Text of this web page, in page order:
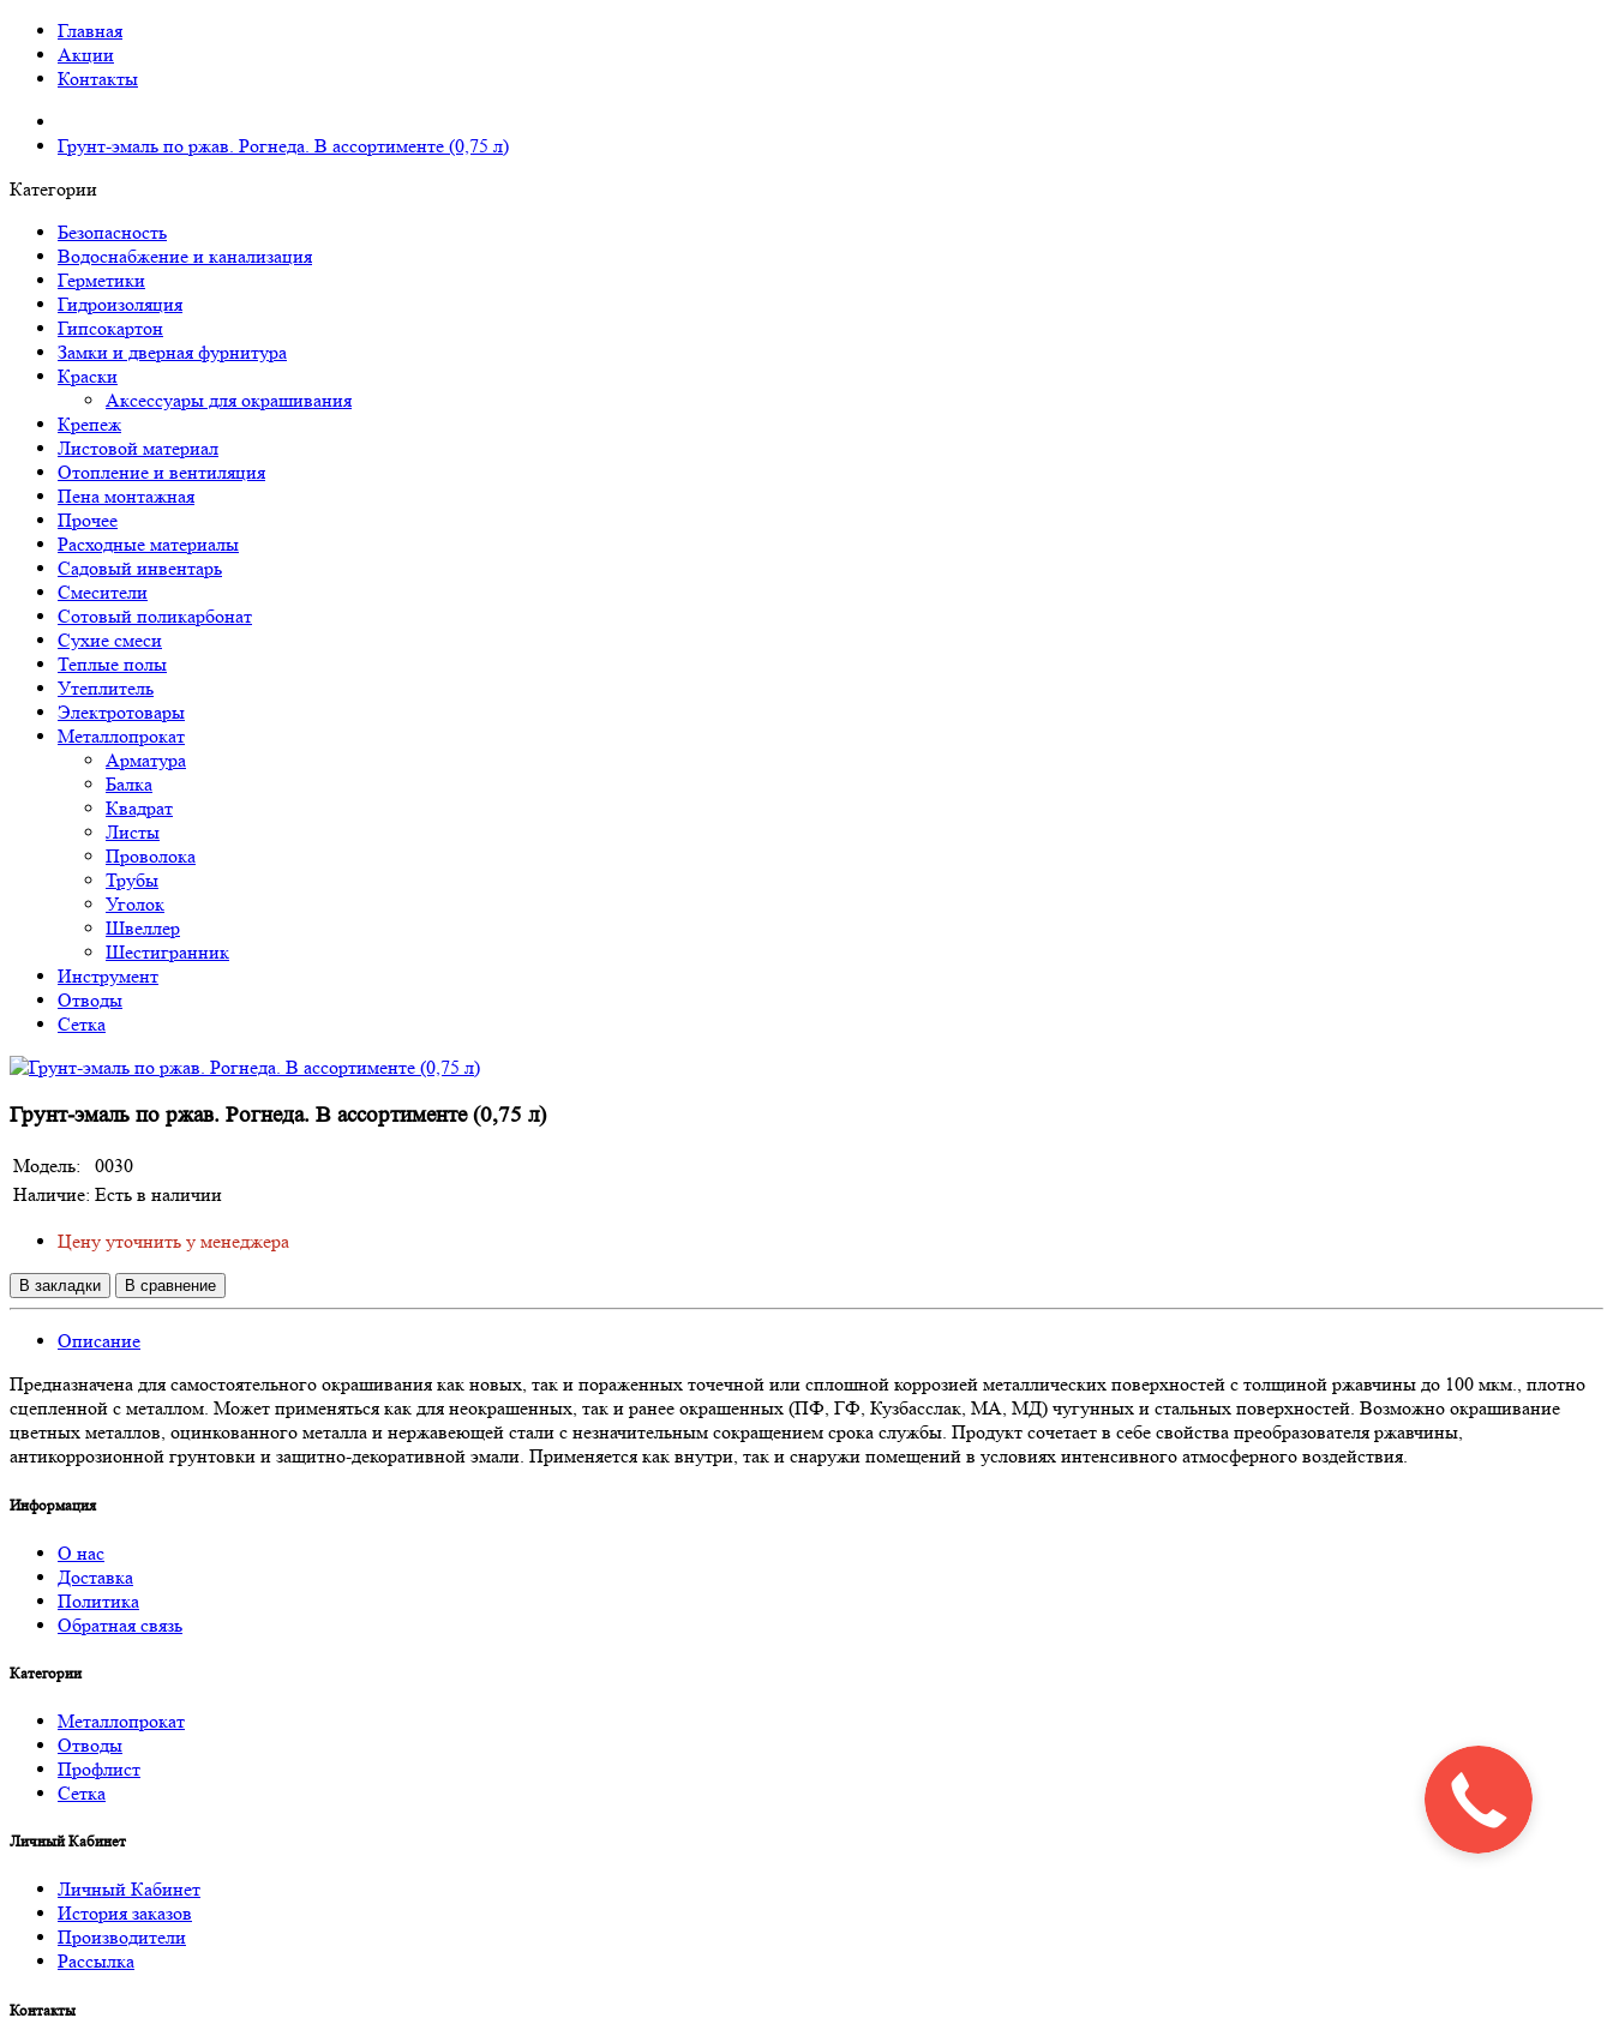
Главная
Акции
Контакты
Грунт-эмаль по ржав. Рогнеда. В ассортименте (0,75 л)
Категории
Безопасность
Водоснабжение и канализация
Герметики
Гидроизоляция
Гипсокартон
Замки и дверная фурнитура
Краски
Аксессуары для окрашивания
Крепеж
Листовой материал
Отопление и вентиляция
Пена монтажная
Прочее
Расходные материалы
Садовый инвентарь
Смесители
Сотовый поликарбонат
Сухие смеси
Теплые полы
Утеплитель
Электротовары
Металлопрокат
Арматура
Балка
Квадрат
Листы
Проволока
Трубы
Уголок
Швеллер
Шестигранник
Инструмент
Отводы
Сетка
Грунт-эмаль по ржав. Рогнеда. В ассортименте (0,75 л)
Модель:
0030
Наличие: Есть в наличии
Цену уточнить у менеджера
В закладки В сравнение
Описание
Предназначена для самостоятельного окрашивания как новых, так и пораженных точечной или сплошной коррозией металлических поверхностей с толщиной ржавчины до 100 мкм., плотно
сцепленной с металлом. Может применяться как для неокрашенных, так и ранее окрашенных (ПФ, ГФ, Кузбасслак, МА, МД) чугунных и стальных поверхностей. Возможно окрашивание
цветных металлов, оцинкованного металла и нержавеющей стали с незначительным сокращением срока службы. Продукт сочетает в себе свойства преобразователя ржавчины,
антикоррозионной грунтовки и защитно-декоративной эмали. Применяется как внутри, так и снаружи помещений в условиях интенсивного атмосферного воздействия.
Информация
О нас
Доставка
Политика
Обратная связь
Категории
Металлопрокат
Отводы
Профлист
Сетка
Личный Кабинет
Личный Кабинет
История заказов
Производители
Рассылка
Контакты